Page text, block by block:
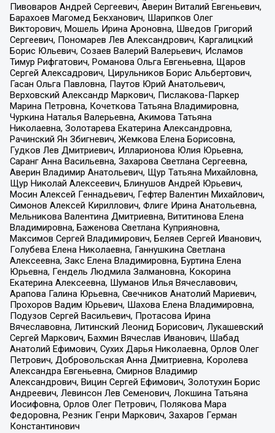
Пивоваров Андрей Сергеевич, Аверин Виталий Евгеньевич,
Барахоев Магомед Бекханович, Шарипков Олег
Викторович, Мошель Ирина Ароновна, Шведов Григорий
Сергеевич, Пономарев Лев Александрович, Каргалицкий
Борис Юльевич, Созаев Валерий Валерьевич, Исламов
Тимур Рифгатович, Романова Ольга Евгеньевна, Щаров
Сергей Алексадрович, Цирульников Борис Альбертович,
Гасан Ольга Павловна, Паутов Юрий Анатольевич,
Верховский Александр Маркович, Пислакова-Паркер
Марина Петровна, Кочеткова Татьяна Владимировна,
Чуркина Наталья Валерьевна, Акимова Татьяна
Николаевна, Золотарева Екатерина Александровна,
Рачинский Ян Збигневич, Жемкова Елена Борисовна,
Гудков Лев Дмитриевич, Илларионова Юлия Юрьевна,
Саранг Анна Васильевна, Захарова Светлана Сергеевна,
Аверин Владимир Анатольевич, Щур Татьяна Михайловна,
Щур Николай Алексеевич, Блинушов Андрей Юрьевич,
Мосин Алексей Геннадьевич, Гефтер Валентин Михайлович,
Симонов Алексей Кириллович, Флиге Ирина Анатольевна,
Мельникова Валентина Дмитриевна, Вититинова Елена
Владимировна, Баженова Светлана Куприяновна,
Максимов Сергей Владимирович, Беляев Сергей Иванович,
Голубева Елена Николаевна, Ганнушкина Светлана
Алексеевна, Закс Елена Владимировна, Буртина Елена
Юрьевна, Гендель Людмила Залмановна, Кокорина
Екатерина Алексеевна, Шуманов Илья Вячеславович,
Арапова Галина Юрьевна, Свечников Анатолий Мариевич,
Прохоров Вадим Юрьевич, Шахова Елена Владимировна,
Подузов Сергей Васильевич, Протасова Ирина
Вячеславовна, Литинский Леонид Борисович, Лукашевский
Сергей Маркович, Бахмин Вячеслав Иванович, Шабад
Анатолий Ефимович, Сухих Дарья Николаевна, Орлов Олег
Петрович, Добровольская Анна Дмитриевна, Королева
Александра Евгеньевна, Смирнов Владимир
Александрович, Вицин Сергей Ефимович, Золотухин Борис
Андреевич, Левинсон Лев Семенович, Локшина Татьяна
Иосифовна, Орлов Олег Петрович, Полякова Мара
Федоровна, Резник Генри Маркович, Захаров Герман
Константинович